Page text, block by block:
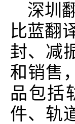
深圳
比蓝翻
封、减
和销售
品包括
件、轨